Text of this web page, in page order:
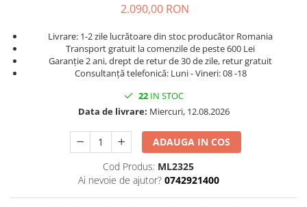
2.090,00 RON
Livrare: 1-2 zile lucrătoare din stoc producător Romania
Transport gratuit la comenzile de peste 600 Lei
Garanție 2 ani, drept de retur de 30 de zile, retur gratuit
Consultanță telefonică: Luni - Vineri: 08 -18
22IN STOC
Data de livrare: Miercuri, 12.08.2026
ADAUGA IN COS
Cod Produs: ML2325
Ai nevoie de ajutor? 0742921400